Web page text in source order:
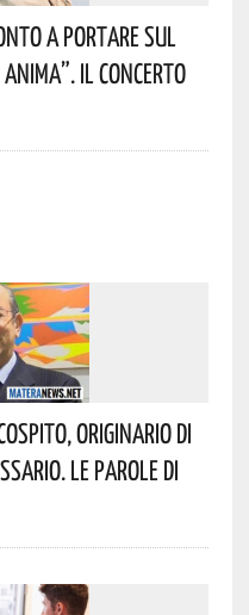
A Portare Sul
Anima”. Il Concerto
Originario Di
Le Parole Di